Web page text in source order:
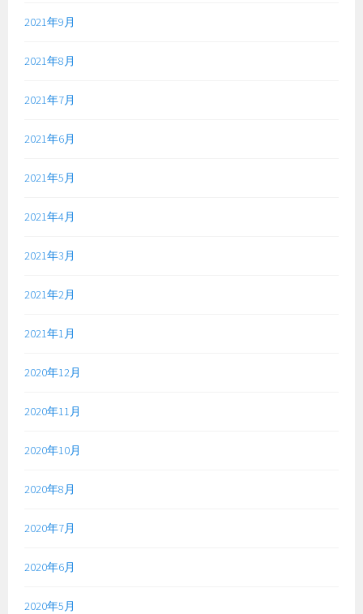
2021年9月
2021年8月
2021年7月
2021年6月
2021年5月
2021年4月
2021年3月
2021年2月
2021年1月
2020年12月
2020年11月
2020年10月
2020年8月
2020年7月
2020年6月
2020年5月